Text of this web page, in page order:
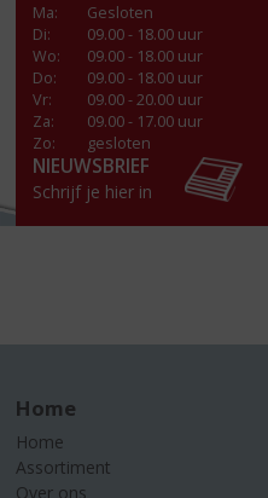
Ma:
Gesloten
Di:
09.00 - 18.00 uur
Wo:
09.00 - 18.00 uur
Do:
09.00 - 18.00 uur
Vr:
09.00 - 20.00 uur
Za:
09.00 - 17.00 uur
Zo:
gesloten
NIEUWSBRIEF
Schrijf je hier in
Home
Home
Assortiment
Over ons